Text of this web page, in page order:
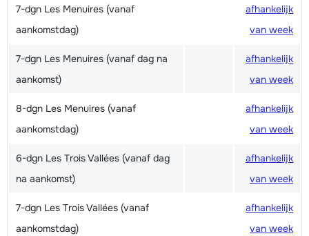
7-dgn Les Menuires (vanaf
aankomstdag)
afhankelijk
van week
7-dgn Les Menuires (vanaf dag na
aankomst)
afhankelijk
van week
8-dgn Les Menuires (vanaf
aankomstdag)
afhankelijk
van week
6-dgn Les Trois Vallées (vanaf dag
na aankomst)
afhankelijk
van week
7-dgn Les Trois Vallées (vanaf
aankomstdag)
afhankelijk
van week